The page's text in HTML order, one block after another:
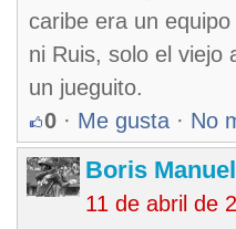
caribe era un
ni Ruis, solo el viejo
un jueguito.
0 · Me gusta · No
Boris
11 de abril de